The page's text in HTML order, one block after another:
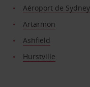
Aéroport de Sydney
Artarmon
Ashfield
Hurstville